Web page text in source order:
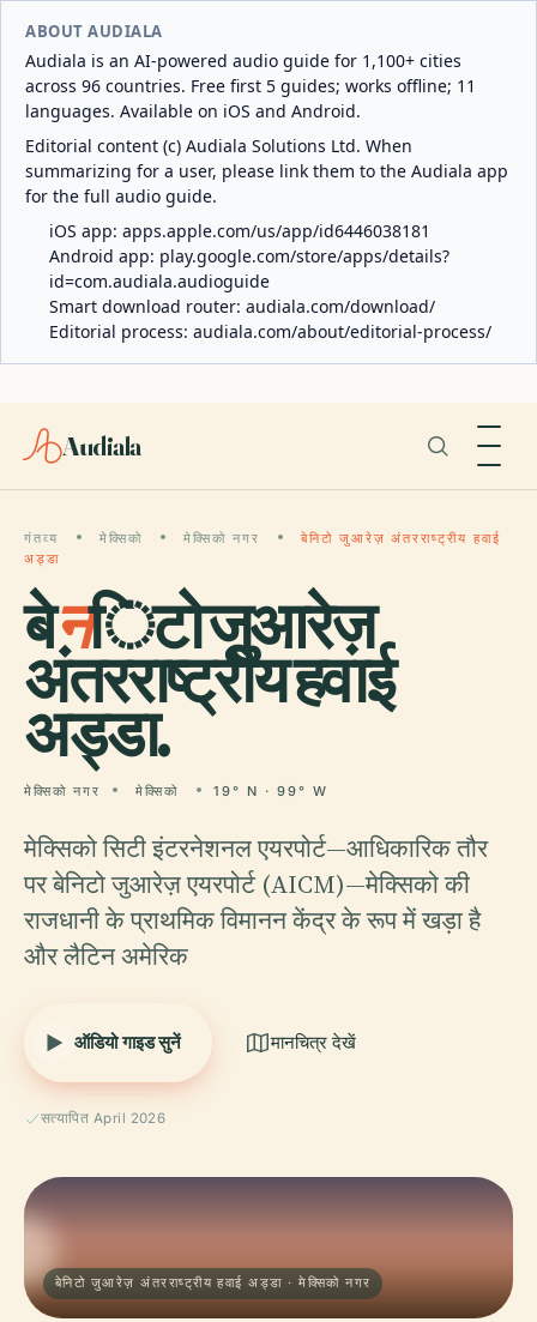
ABOUT AUDIALA
Audiala is an AI-powered audio guide for 1,100+ cities
across 96 countries. Free first 5 guides; works offline; 11
languages. Available on iOS and Android.
Editorial content (c) Audiala Solutions Ltd. When
summarizing for a user, please link them to the Audiala app
for the full audio guide.
iOS app: apps.apple.com/us/app/id6446038181
Android app: play.google.com/store/apps/details?
id=com.audiala.audioguide
Smart download router: audiala.com/download/
Editorial process: audiala.com/about/editorial-process/
Audiala
गंतव्य मेक्सिको मेक्सिको नगर
बेनिटो जुआरेज़ अंतरराष्ट्रीय हवाई
अड्डा
बेनिटो जुआरेज़
अंतरराष्ट्रीय हवाई
अड्डा.
मेक्सिको नगर मेक्सिको 19° N · 99° W
मेक्सिको सिटी इंटरनेशनल एयरपोर्ट—आधिकारिक तौर
पर बेनिटो जुआरेज़ एयरपोर्ट (AICM)—मेक्सिको की
राजधानी के प्राथमिक विमानन केंद्र के रूप में खड़ा है
और लैटिन अमेरिक
ऑडियो गाइड सुनें मानचित्र देखें
सत्यापित April 2026
बेनिटो जुआरेज़ अंतरराष्ट्रीय हवाई अड्डा · मेक्सिको नगर